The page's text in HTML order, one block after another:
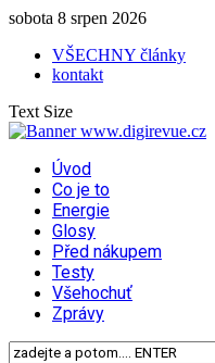
sobota 8 srpen 2026
VŠECHNY články
kontakt
Text Size
Úvod
Co je to
Energie
Glosy
Před nákupem
Testy
Všehochuť
Zprávy